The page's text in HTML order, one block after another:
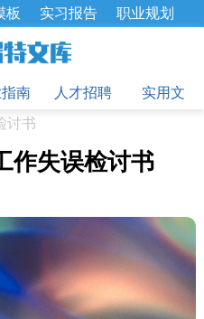
板 实习报告
职业规划
核 企业文化
告
南 人才招聘
实用文
讨书
作失误检讨书